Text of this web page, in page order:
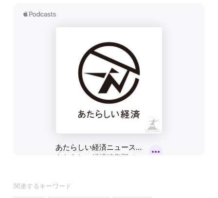
関連するキーワード